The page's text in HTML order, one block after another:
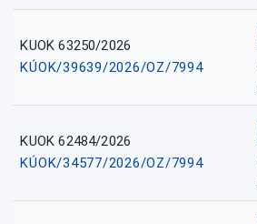
KUOK 63250/2026
KÚOK/39639/2026/OZ/7994
KUOK 62484/2026
KÚOK/34577/2026/OZ/7994